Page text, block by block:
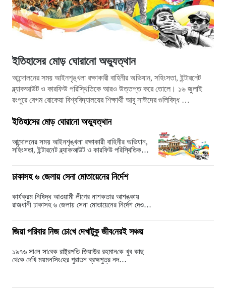
ইতিহাসের মোড় ঘোরানো অভ্যুত্থান
আন্দোলনের সময় আইনশৃঙ্খলা রক্ষাকারী বাহিনীর অভিযান, সহিংসতা, ইন্টারনেট
ব্ল্যাকআউট ও কারফিউ পরিস্থিতিকে আরও উত্তপ্ত করে তোলে। ১৬ জুলাই
রংপুরে বেগম রোকেয়া বিশ্ববিদ্যালয়ের শিক্ষার্থী আবু সাঈদের গুলিবিদ্ধ …
ইতিহাসের মোড় ঘোরানো অভ্যুত্থান
আন্দোলনের সময় আইনশৃঙ্খলা রক্ষাকারী বাহিনীর অভিযান,
সহিংসতা, ইন্টারনেট ব্ল্যাকআউট ও কারফিউ পরিস্থিতিক…
ঢাকাসহ ৬ জেলায় সেনা মোতায়েনের নির্দেশ
কার্যক্রম নিষিদ্ধ আওয়ামী লীগের নাশকতার আশঙ্কায়
রাজধানী ঢাকাসহ ৬ জেলায় সেনা মোতায়েনের নির্দেশ দেওয়া
জিয়া প‌রিবার নিজ চো‌খে দেখাটুকু জীব‌নেরই সঞ্চয়
১৯৭৬ সা‌লে সা‌বেক রাষ্ট্রপ‌তি জিয়াউর রহমান‌কে খুব কাছ
থে‌কে দে‌খি ময়মন‌সিং‌হের পুরাতন ব্রহ্মপুত্র নদ…